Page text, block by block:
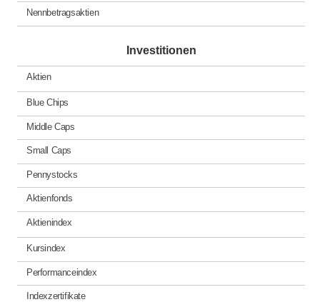
Nennbetragsaktien
Investitionen
Aktien
Blue Chips
Middle Caps
Small Caps
Pennystocks
Aktienfonds
Aktienindex
Kursindex
Performanceindex
Indexzertifikate